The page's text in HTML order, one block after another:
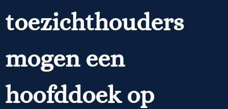
toezichthouders
mogen een
hoofddoek op